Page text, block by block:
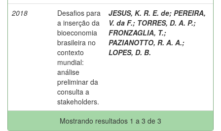
2018
Desafios para
a inserção da
bioeconomia
brasileira no
contexto
mundial:
análise
preliminar da
consulta a
stakeholders.
JESUS, K. R. E. de; PEREIRA,
V. da F.; TORRES, D. A. P.;
FRONZAGLIA, T.;
PAZIANOTTO, R. A. A.;
LOPES, D. B.
Mostrando resultados 1 a 3 de 3